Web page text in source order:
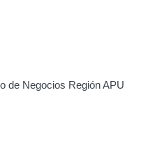
de Negocios Región APU